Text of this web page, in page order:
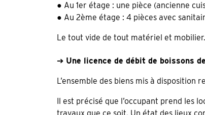
● Au 1er étage : une pièce (ancienne
● Au 2ème étage : 4 pièces avec
Le tout vide de tout matériel et mobilier.
➔ Une licence de débit de boissons
L’ensemble des biens mis à disposition
Il est précisé que l’occupant prend les